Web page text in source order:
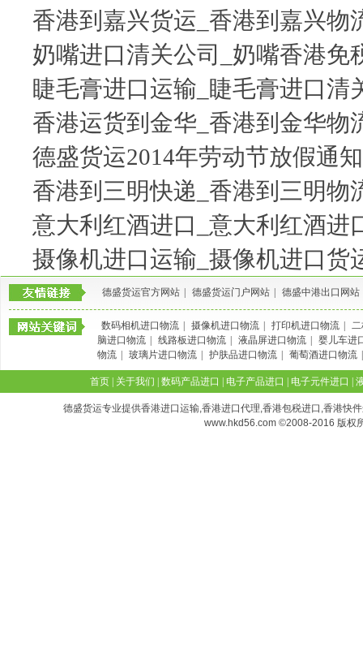
香港到嘉兴货运_香港到嘉兴物
奶嘴进口清关公司_奶嘴香港免
睫毛膏进口运输_睫毛膏进口清
香港运货到金华_香港到金华物
德盛货运2014年劳动节放假通知
香港到三明快递_香港到三明物
意大利红酒进口_意大利红酒进
摄像机进口运输_摄像机进口货
德盛货运官方网站 德盛货运门户网站 德盛中港出口网站
数码相机进口物流 摄像机进口物流 打印机进口物流
脑进口物流
线路板进口物流 液晶屏进口物流
婴儿车进
物流
玻璃片进口物流 护肤品进口物流 葡萄酒进口物流
首页| 关于我们 数码产品进口 电子产品进口 电子元件进口
德盛货运专业提供香港进口运输,香港进口代理,香港包税进口,香港
www.hkd56.com©2008-2016 版权